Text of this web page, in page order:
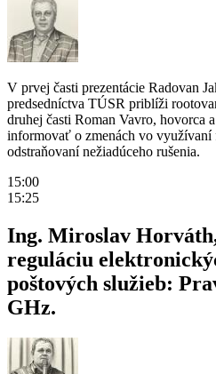
V prvej časti prezentácie Radovan
predsedníctva TÚSR priblíži
druhej časti Roman Vavro, hovorca
informovať o zmenách vo využívaní
odstraňovaní nežiadúceho rušenia.
15:00
15:25
Ing. Miroslav
reguláciu
poštových služieb:
GHz.